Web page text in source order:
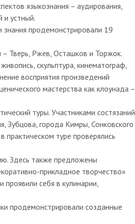
языкознания – аудирования,
и устный.
продемонстрировали 19
Тверь, Ржев, Осташков и Торжок.
скульптура, кинематограф,
восприятия произведений
мастерства как клоунада –
туры. Участниками состязаний
Зубцова, города Кимры, Сонковского
туре проверялись
Здесь также предложены
прикладное творчество»
себя в кулинарии,
продемонстрировали созданные